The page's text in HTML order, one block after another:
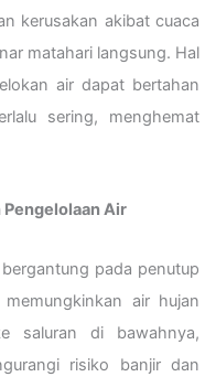
kerusakan akibat cuaca
matahari langsung. Hal
air dapat bertahan
sering, menghemat
Air
pada penutup
air hujan
saluran di bawahnya,
risiko banjir dan